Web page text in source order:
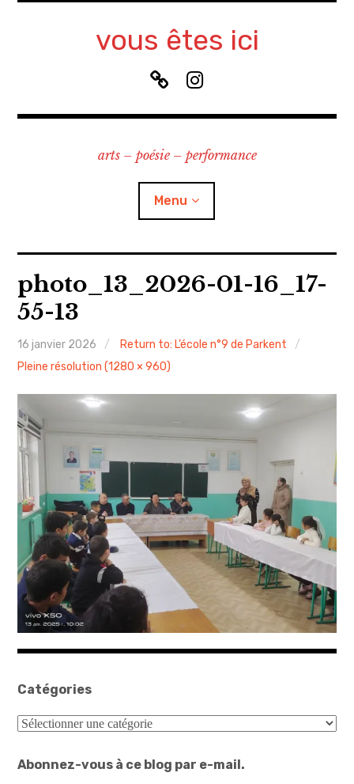
vous êtes ici
u
S
k
y
I
s
a
g
a
arts – poésie – performance
Menu
à propos
contact
recherche & cours
poésie & cie
workshops & ateliers
photo_13_2026-01-16_17-
55-13
16 janvier 2026
Return to: L’école n°9 de Parkent
Pleine résolution (1280 × 960)
Catégories
Catégories
Abonnez-vous à ce blog par e-mail.